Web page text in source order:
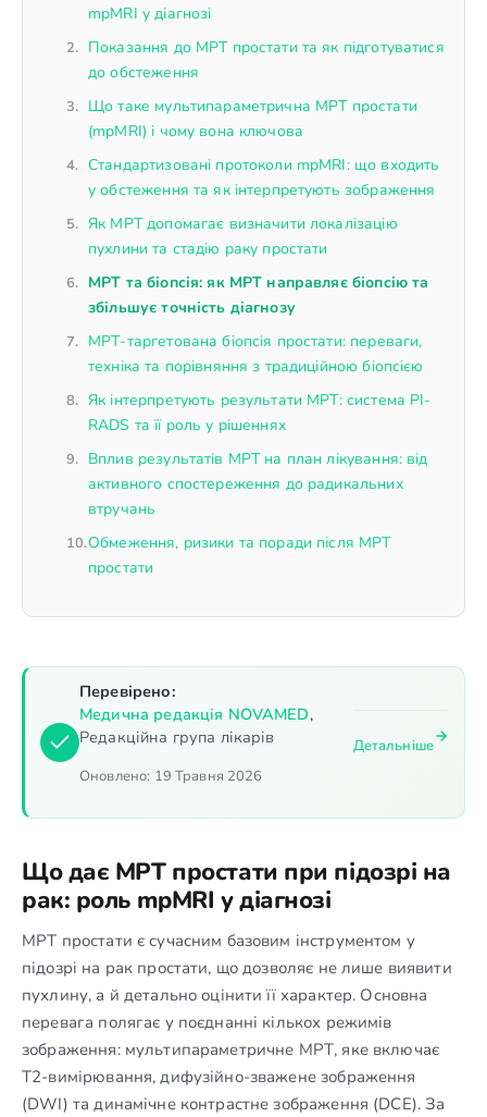
mpMRI у діагнозі
Показання до МРТ простати та як підготуватися
до обстеження
Що таке мультипараметрична МРТ простати
(mpMRI) і чому вона ключова
Стандартизовані протоколи mpMRI: що входить
у обстеження та як інтерпретують зображення
Як МРТ допомагає визначити локалізацію
пухлини та стадію раку простати
МРТ та біопсія: як МРТ направляє біопсію та
збільшує точність діагнозу
МРТ-таргетована біопсія простати: переваги,
техніка та порівняння з традиційною біопсією
Як інтерпретують результати МРТ: система PI-
RADS та її роль у рішеннях
Вплив результатів МРТ на план лікування: від
активного спостереження до радикальних
втручань
Обмеження, ризики та поради після МРТ
простати
Перевірено:
Медична редакція NOVAMED,
Редакційна група лікарів
Оновлено: 19 Травня 2026
Детальніше
Що дає МРТ простати при підозрі на
рак: роль mpMRI у діагнозі
МРТ простати є сучасним базовим інструментом у
підозрі на рак простати, що дозволяє не лише виявити
пухлину, а й детально оцінити її характер. Основна
перевага полягає у поєднанні кількох режимів
зображення: мультипараметричне МРТ, яке включає
T2-вимірювання, дифузійно-зважене зображення
(DWI) та динамічне контрастне зображення (DCE). За